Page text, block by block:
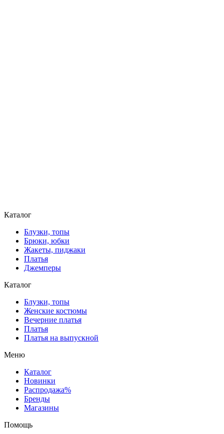
Каталог
Блузки, топы
Брюки, юбки
Жакеты, пиджаки
Платья
Джемперы
Каталог
Блузки, топы
Женские костюмы
Вечерние платья
Платья
Платья на выпускной
Меню
Каталог
Новинки
Распродажа%
Бренды
Магазины
Помощь